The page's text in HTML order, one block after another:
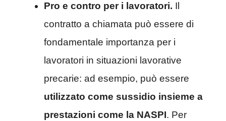
Pro e contro per i lavoratori. Il
contratto a chiamata può essere di
fondamentale importanza per i
lavoratori in situazioni lavorative
precarie: ad esempio, può essere
utilizzato come sussidio insieme a
prestazioni come la NASPI. Per